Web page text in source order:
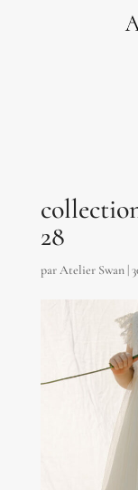
28
parAtelier Swan|